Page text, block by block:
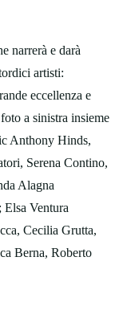
narrerà e darà
artisti:
eccellenza e
a sinistra insieme
Anthony Hinds,
Serena Contino,
Alagna
Ventura
Cecilia Grutta,
Berna, Roberto